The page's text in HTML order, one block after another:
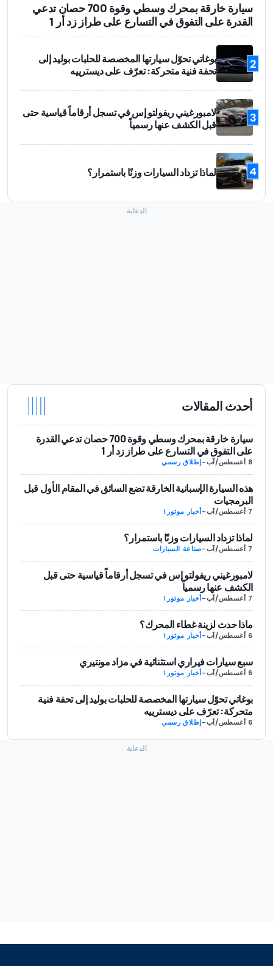
سيارة خارقة بمحرك وسطي وقوة 700 حصان تدعي
القدرة على التفوق في التسارع على طراز زد أر 1
2
بوغاتي تحوّل سيارتها المخصصة للحلبات بوليد إلى
تحفة فنية متحركة: تعرّف على ديسترييه
3
لامبورغيني ريفولتو إس في تسجل أرقاماً قياسية حتى
قبل الكشف عنها رسمياً
4 لماذا تزداد السيارات وزنًا باستمرار؟
أحدث المقالات
سيارة خارقة بمحرك وسطي وقوة 700 حصان تدعي القدرة
على التفوق في التسارع على طراز زد أر 1
8 أغسطس/آب -إطلاق رسمي
هذه السيارة الإسبانية الخارقة تضع السائق في المقام الأول قبل
البرمجيات
7 أغسطس/آب -أخبار موتور١
لماذا تزداد السيارات وزنًا باستمرار؟
7 أغسطس/آب -صناعة السيارات
لامبورغيني ريفولتو إس في تسجل أرقاماً قياسية حتى قبل
الكشف عنها رسمياً
7 أغسطس/آب -أخبار موتور١
ماذا حدث لزينة غطاء المحرك؟
6 أغسطس/آب -أخبار موتور١
سبع سيارات فيراري استثنائية في مزاد مونتيري
6 أغسطس/آب -أخبار موتور١
بوغاتي تحوّل سيارتها المخصصة للحلبات بوليد إلى تحفة فنية
متحركة: تعرّف على ديسترييه
6 أغسطس/آب -إطلاق رسمي